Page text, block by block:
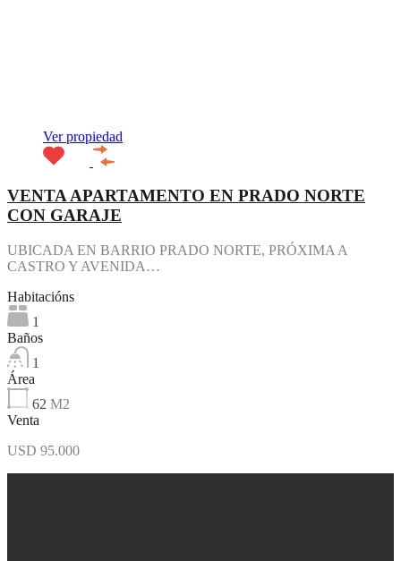
Ver propiedad
VENTA APARTAMENTO EN PRADO NORTE
CON GARAJE
UBICADA EN BARRIO PRADO NORTE, PRÓXIMA A
CASTRO Y AVENIDA…
Habitacións
1
Baños
1
Área
62 M2
Venta
USD 95.000